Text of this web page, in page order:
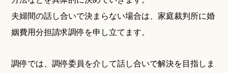
夫婦間の話し合いで決まらない場合は、家庭裁判所に婚
姻費用分担請求調停を申し立てます。
調停では、調停委員を介して話し合いで解決を目指しま